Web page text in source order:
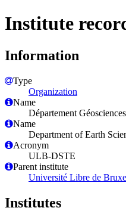
Institute
Information
Type
Organization
Name
Département
Name
Department of Earth
Acronym
ULB-DSTE
Parent institute
Université Libre de
Institutes